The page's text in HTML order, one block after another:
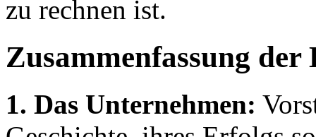
zu rechnen ist.
Zusammenfassung der
1. Das Unternehmen: